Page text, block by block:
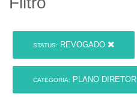
STATUS: REVOGADO
CATEGORIA: PLANO DIRETOR